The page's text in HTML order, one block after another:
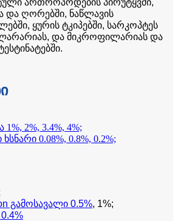
და ღორებში, ნაწლავის
ყურის ტკიპებში, სარკოპტეს
და მიკროფილარიას და
1%, 2%, 3.4%, 4%;
0.08%, 0.8%, 0.2%;
გამოსავალი 0.5%, 1%;